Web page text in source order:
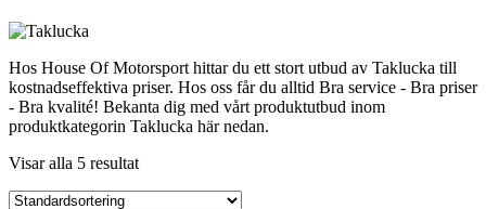
Hos House Of Motorsport hittar du ett stort utbud av Taklucka till
kostnadseffektiva priser. Hos oss får du alltid Bra service - Bra priser
- Bra kvalité! Bekanta dig med vårt produktutbud inom
produktkategorin Taklucka här nedan.
Visar alla 5 resultat